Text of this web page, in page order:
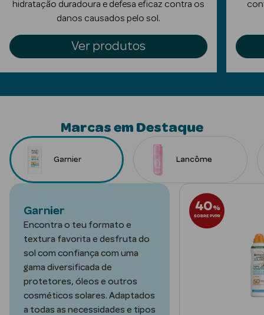
envelhecimento
Limpeza Facial
Faciais
Água Termal
Esfoliantes
Lábios
Coffrets
Acessórios
hidratação duradoura e defesa eficaz contra os
danos causados pelo sol.
Ver produtos
Marcas em Destaque
Garnier Lancôme
Garnier
Encontra o teu formato e
textura favorita e desfruta do
sol com confiança com uma
gama diversificada de
protetores, óleos e outros
cosméticos solares. Adaptados
a todas as necessidades e tipos
40%
SOBRE PVPR